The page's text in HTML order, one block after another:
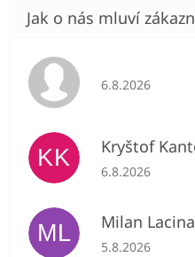
Hodnocení
6.8.2026
KK Kryštof
Hodnocení
6.8.2026
ML Milan Lacina
Hodnocení
5.8.2026